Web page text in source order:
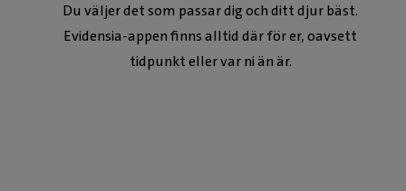
Du väljer det som passar dig och ditt djur bäst.
Evidensia-appen finns alltid där för er, oavsett
tidpunkt eller var ni än är.